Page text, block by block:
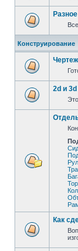
Разное
Конструирование
2d и
Как